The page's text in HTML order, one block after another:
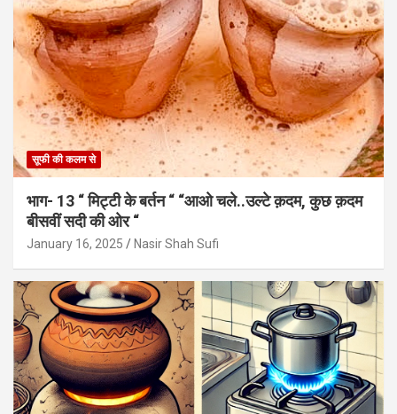
सूफी की कलम से
भाग- 13 “ मिट्टी के बर्तन “ “आओ चले..उल्टे क़दम, कुछ क़दम
बीसवीं सदी की ओर “
January 16, 2025 Nasir Shah Sufi